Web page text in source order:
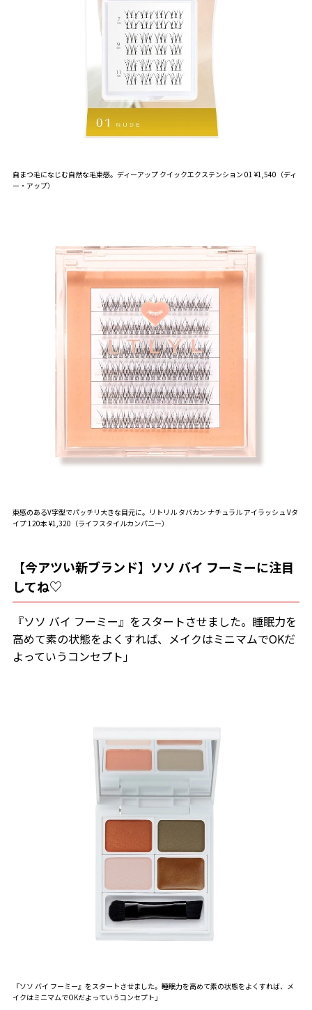
自まつ毛になじむ自然な毛束感。ディーアップ クイックエクステンション 01 ¥1,540（ディ
ー・アップ）
束感のあるV字型でパッチリ大きな目元に。リトリル タバカン ナチュラル アイラッシュ Vタ
イプ 120本 ¥1,320（ライフスタイルカンパニー）
【今アツい新ブランド】ソソ バイ フーミーに注目
してね♡
『ソソ バイ フーミー』をスタートさせました。睡眠力を
高めて素の状態をよくすれば、メイクはミニマムでOKだ
よっていうコンセプト」
『ソソ バイ フーミー』をスタートさせました。睡眠力を高めて素の状態をよくすれば、メ
イクはミニマムでOKだよっていうコンセプト」